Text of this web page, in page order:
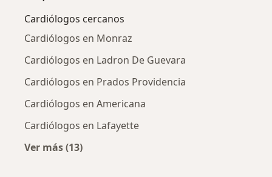
Cardiólogos cercanos
Cardiólogos en Monraz
Cardiólogos en Ladron De Guevara
Cardiólogos en Prados Providencia
Cardiólogos en Americana
Cardiólogos en Lafayette
Ver más (13)